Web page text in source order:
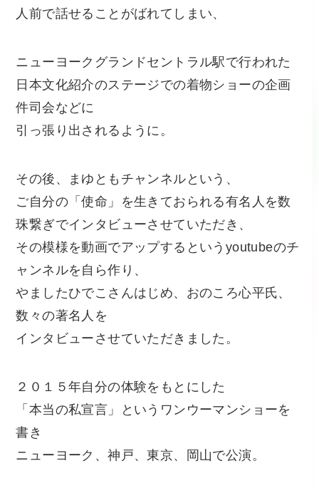
人前で話せることがばれてしまい、
ニューヨークグランドセントラル駅で行われた
日本文化紹介のステージでの着物ショーの企画
件司会などに
引っ張り出されるように。
その後、まゆともチャンネルという、
ご自分の「使命」を生きておられる有名人を数
珠繋ぎでインタビューさせていただき、
その模様を動画でアップするというyoutubeのチ
ャンネルを自ら作り、
やましたひでこさんはじめ、おのころ心平氏、
数々の著名人を
インタビューさせていただきました。
２０１５年自分の体験をもとにした
「本当の私宣言」というワンウーマンショーを
書き
ニューヨーク、神戸、東京、岡山で公演。